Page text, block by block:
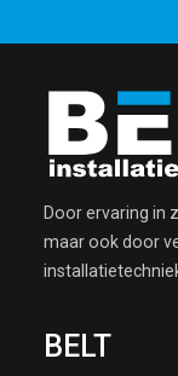
Door ervaring in
maar ook door
BELT